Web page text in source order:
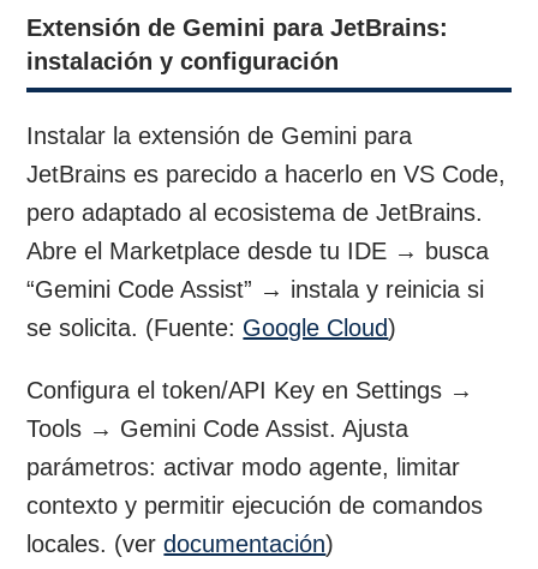
Extensión de Gemini para JetBrains:
instalación y configuración
Instalar la extensión de Gemini para
JetBrains es parecido a hacerlo en VS Code,
pero adaptado al ecosistema de JetBrains.
Abre el Marketplace desde tu IDE → busca
“Gemini Code Assist” → instala y reinicia si
se solicita. (Fuente: Google Cloud)
Configura el token/API Key en Settings →
Tools → Gemini Code Assist. Ajusta
parámetros: activar modo agente, limitar
contexto y permitir ejecución de comandos
locales. (verdocumentación)